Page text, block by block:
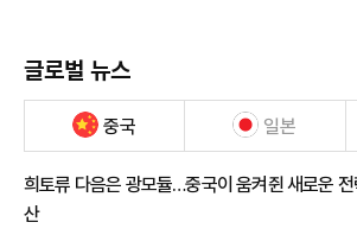
글로벌 뉴스
중국 일본
희토류 다음은 광모듈…중국이 움켜쥔 새로운
산